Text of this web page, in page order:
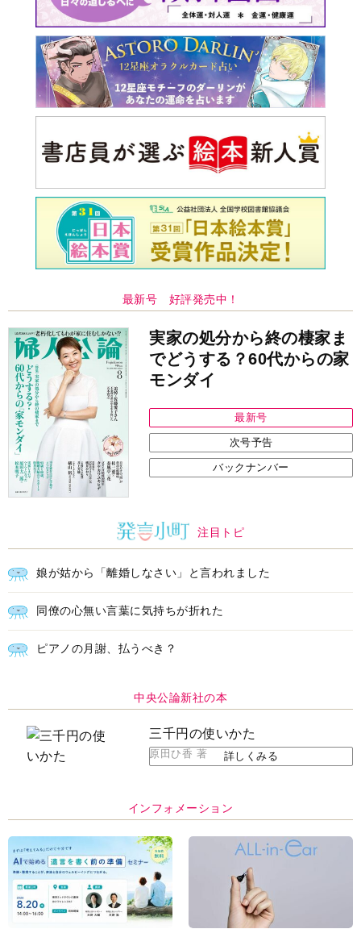
最新号 好評発売中！
実家の処分から終の棲家ま
でどうする？60代からの家
モンダイ
最新号
次号予告
バックナンバー
注目トピ
娘が姑から「離婚しなさい」と言われました
同僚の心無い言葉に気持ちが折れた
ピアノの月謝、払うべき？
中央公論新社の本
三千円の使いかた
原田ひ香 著 詳しくみる
インフォメーション